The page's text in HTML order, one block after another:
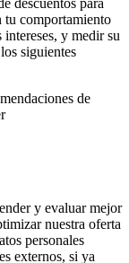
descuentos para
tu comportamiento
y medir su
siguientes
de
y evaluar mejor
nuestra oferta
personales
externos, si ya